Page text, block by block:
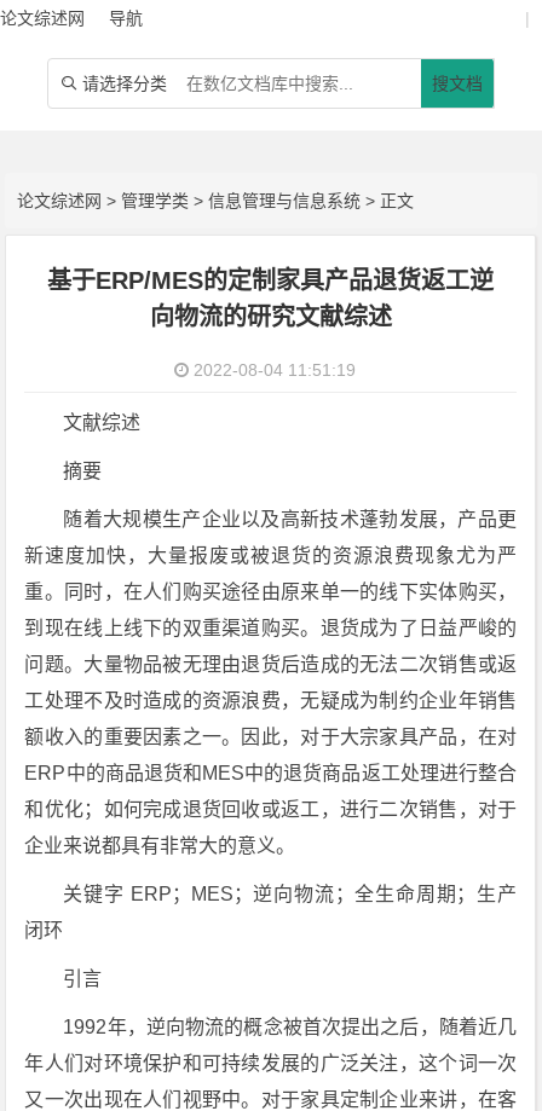
论文综述网 导航 |
 请选择分类 搜文档
论文综述网 >管理学类 >信息管理与信息系统 > 正文
基于ERP/MES的定制家具产品退货返工逆
向物流的研究文献综述
2022-08-04 11:51:19
文献综述
摘要
随着大规模生产企业以及高新技术蓬勃发展，产品更
新速度加快，大量报废或被退货的资源浪费现象尤为严
重。同时，在人们购买途径由原来单一的线下实体购买，
到现在线上线下的双重渠道购买。退货成为了日益严峻的
问题。大量物品被无理由退货后造成的无法二次销售或返
工处理不及时造成的资源浪费，无疑成为制约企业年销售
额收入的重要因素之一。因此，对于大宗家具产品，在对
ERP中的商品退货和MES中的退货商品返工处理进行整合
和优化；如何完成退货回收或返工，进行二次销售，对于
企业来说都具有非常大的意义。
关键字 ERP；MES；逆向物流；全生命周期；生产
闭环
引言
1992年，逆向物流的概念被首次提出之后，随着近几
年人们对环境保护和可持续发展的广泛关注，这个词一次
又一次出现在人们视野中。对于家具定制企业来讲，在客